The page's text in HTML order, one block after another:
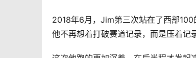
2018年6月，Jim第三次站在了西部
他不再想着打破赛道记录，而是压着记